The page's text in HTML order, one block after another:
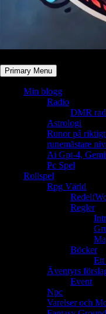
Primary Menu
Min blogg
Radio
DMR
Astrologi
Runor på
runemästare
Ai Gpt-4,
Pc Spel
Rollspel
Rpg Värld
Regler
Böcker
Ett
Äventyrs
Event
Npc
Varelser och